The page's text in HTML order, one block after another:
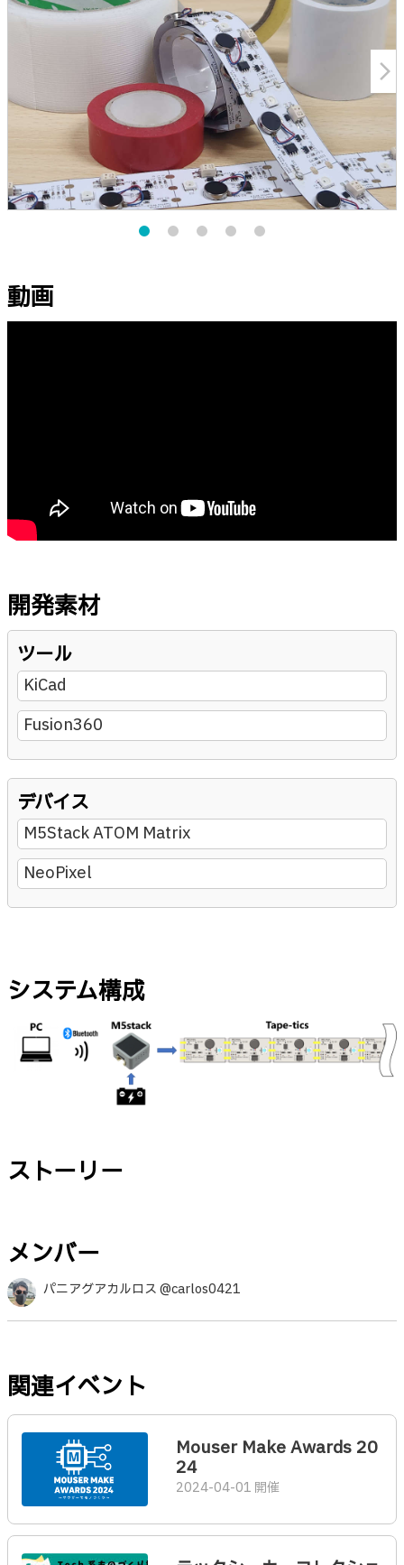
arrow_forward_ios
動画
開発素材
ツール
KiCad
Fusion360
デバイス
M5Stack ATOM Matrix
NeoPixel
システム構成
ストーリー
メンバー
パニアグアカルロス @carlos0421
関連イベント
Mouser Make Awards 20
24
2024-04-01 開催